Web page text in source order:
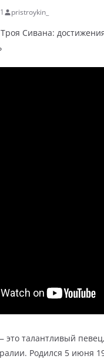
pristroykin_
это талантливый
Родился 5 июня